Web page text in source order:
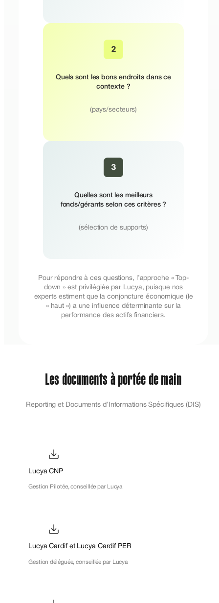
Quels sont les bons endroits dans ce
contexte ?
(pays/secteurs)
Quelles sont les meilleurs
fonds/gérants selon ces critères ?
(sélection de supports)
Pour répondre à ces questions, l’approche « Top-
down » est privilégiée par Lucya, puisque nos
experts estiment que la conjoncture économique (le
« haut ») a une influence déterminante sur la
performance des actifs financiers.
Les documents à portée de main
Reporting et Documents d’Informations Spécifiques (DIS)
Lucya CNP
Gestion Pilotée, conseillée par Lucya
Lucya Cardif et Lucya Cardif PER
Gestion déléguée, conseillée par Lucya